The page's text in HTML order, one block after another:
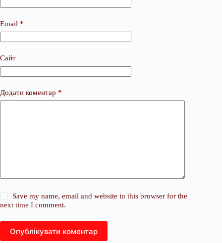
Email *
Сайт
Додати коментар *
Save my name, email and website in this browser for the
next time I comment.
Опублікувати коментар